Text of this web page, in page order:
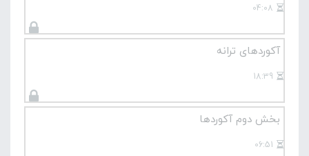
04:08
آکوردهای ترانه
18:39
بخش دوم آکوردها
06:51